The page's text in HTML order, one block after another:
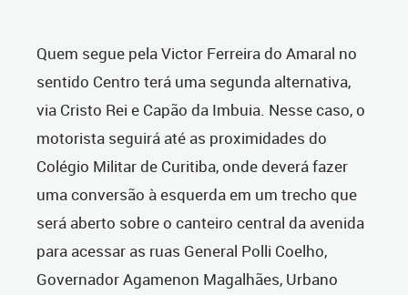
Quem segue pela Victor Ferreira do Amaral no
sentido Centro terá uma segunda alternativa,
via Cristo Rei e Capão da Imbuia. Nesse caso, o
motorista seguirá até as proximidades do
Colégio Militar de Curitiba, onde deverá fazer
uma conversão à esquerda em um trecho que
será aberto sobre o canteiro central da avenida
para acessar as ruas General Polli Coelho,
Governador Agamenon Magalhães, Urbano